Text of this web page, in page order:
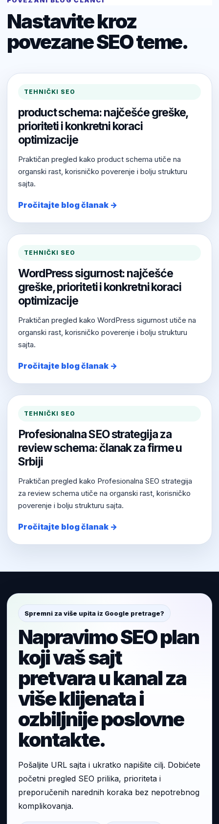
Nastavite kroz
povezane SEO teme.
TEHNIČKI SEO
product schema: najčešće greške,
prioriteti i konkretni koraci
optimizacije
Praktičan pregled kako product schema utiče na
organski rast, korisničko poverenje i bolju strukturu
sajta.
Pročitajte blog članak →
TEHNIČKI SEO
WordPress sigurnost: najčešće
greške, prioriteti i konkretni koraci
optimizacije
Praktičan pregled kako WordPress sigurnost utiče na
organski rast, korisničko poverenje i bolju strukturu
sajta.
Pročitajte blog članak →
TEHNIČKI SEO
Profesionalna SEO strategija za
review schema: članak za firme u
Srbiji
Praktičan pregled kako Profesionalna SEO strategija
za review schema utiče na organski rast, korisničko
poverenje i bolju strukturu sajta.
Pročitajte blog članak →
Spremni za više upita iz Google pretrage?
Napravimo SEO plan
koji vaš sajt
pretvara u kanal za
više klijenata i
ozbiljnije poslovne
kontakte.
Pošaljite URL sajta i ukratko napišite cilj. Dobićete
početni pregled SEO prilika, prioriteta i
preporučenih narednih koraka bez nepotrebnog
komplikovanja.